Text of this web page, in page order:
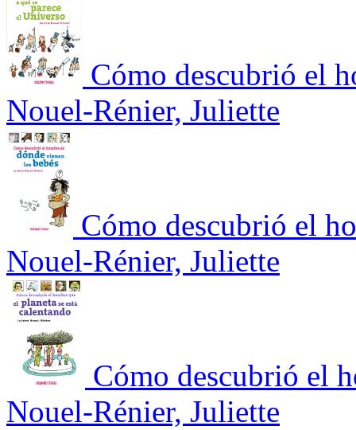
Cómo descubrió el
Nouel-Rénier, Juliette
Cómo descubrió el
Nouel-Rénier, Juliette
Cómo descubrió el
Nouel-Rénier, Juliette